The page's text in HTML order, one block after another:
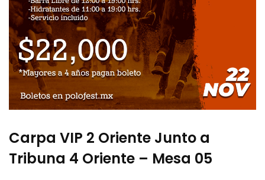
Carpa VIP 2 Oriente Junto a
Tribuna 4 Oriente – Mesa 05